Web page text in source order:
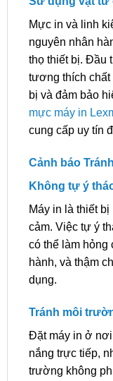
Mực in và linh
nguyên nhân
thọ thiết bị. Đầu
tương thích chất
bị và đảm bảo
mực máy in
cung cấp uy tín
Cảnh báo
Không tự ý
Máy in là thiết
cảm. Việc tự ý
có thể làm hỏng
hành, và thậm
dụng.
Tránh môi
Đặt máy in ở nơi
nắng trực tiếp,
trường không